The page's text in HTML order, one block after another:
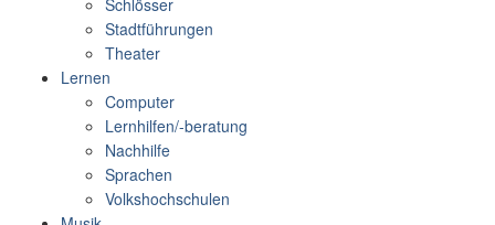
Stadtführungen
Theater
Lernen
Computer
Lernhilfen/-beratung
Nachhilfe
Sprachen
Volkshochschulen